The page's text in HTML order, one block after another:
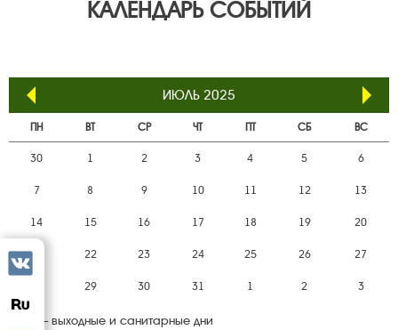
КАЛЕНДАРЬ СОБЫТИЙ
ИЮЛЬ 2025
ПН ВТ СР ЧТ ПТ СБ ВС
30 1 2 3 4 5 6
7 8 9 10 11 12 13
14 15 16 17 18 19 20
21 22 23 24 25 26 27
29 30 31 1 2 3
— выходные и санитарные дни
Вконтакте